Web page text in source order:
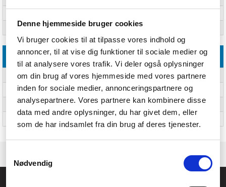
Denne hjemmeside bruger cookies
Vi bruger cookies til at tilpasse vores indhold og
annoncer, til at vise dig funktioner til sociale medier og
til at analysere vores trafik. Vi deler også oplysninger
om din brug af vores hjemmeside med vores partnere
inden for sociale medier, annonceringspartnere og
analysepartnere. Vores partnere kan kombinere disse
data med andre oplysninger, du har givet dem, eller
som de har indsamlet fra din brug af deres tjenester.
Nødvendig
Kompatible operativsystemer macOS 10.12, Windows 10
Vægt & størrelser
Bredde 89,3 mm
Dybde 89,3 mm
Højde 141,9 mm